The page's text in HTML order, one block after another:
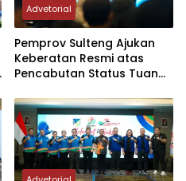
Advetorial
Pemprov Sulteng Ajukan
Keberatan Resmi atas
Pencabutan Status Tuan
2027